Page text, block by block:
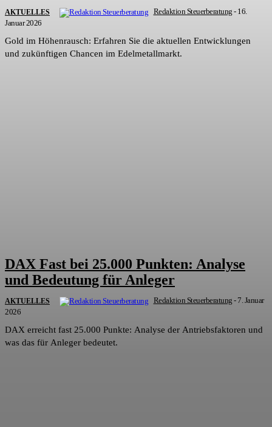
AKTUELLES Redaktion Steuerberatung - 16.
Januar 2026
Gold im Höhenrausch: Erfahren Sie die aktuellen Entwicklungen
und zukünftigen Chancen im Edelmetallmarkt.
DAX Fast bei 25.000 Punkten: Analyse
und Bedeutung für Anleger
AKTUELLES Redaktion Steuerberatung - 7. Januar
2026
DAX erreicht fast 25.000 Punkte: Analyse der Antriebsfaktoren und
was das für Anleger bedeutet.